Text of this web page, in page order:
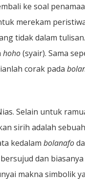
ke soal
merekam
tidak dalam
hoho(syair). Sama
corak pada
Selain untuk
sirih adalah
kedalam bolanafo
dan
makna simbolik